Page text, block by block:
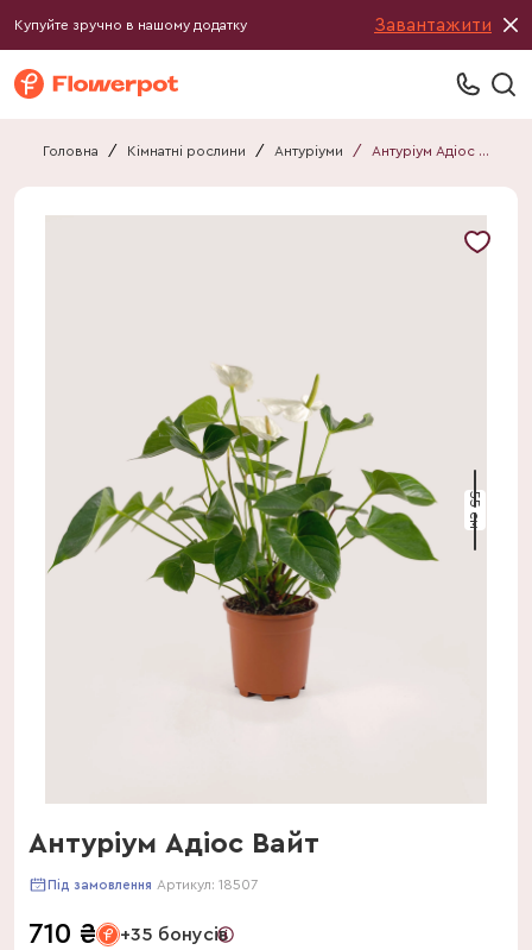
Купуйте зручно в нашому додатку Завантажити
Головна / Кімнатні рослини / Антуріуми / Антуріум Адіос Вайт
55 см
Антуріум Адіос Вайт
Під замовлення Артикул: 18507
710 ₴ +35 бонусів